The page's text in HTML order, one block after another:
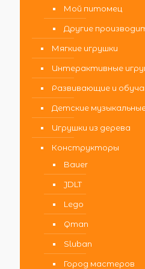
Мой питомец
Другие
Мягкие игрушки
Интерактивные
Развивающие и
Детские
Игрушки из дерева
Конструкторы
Bauer
JDLT
Lego
Qman
Sluban
Город мастеров